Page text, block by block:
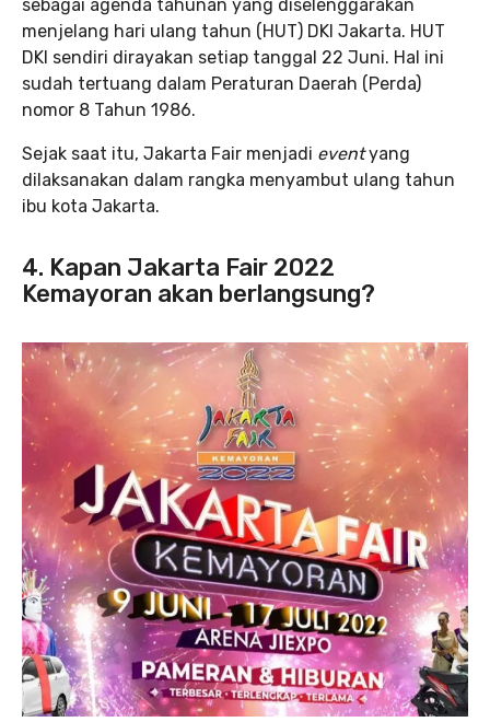
sebagai agenda tahunan yang diselenggarakan
menjelang hari ulang tahun (HUT) DKI Jakarta. HUT
DKI sendiri dirayakan setiap tanggal 22 Juni. Hal ini
sudah tertuang dalam Peraturan Daerah (Perda)
nomor 8 Tahun 1986.
Sejak saat itu, Jakarta Fair menjadi eventyang
dilaksanakan dalam rangka menyambut ulang tahun
ibu kota Jakarta.
4. Kapan Jakarta Fair 2022
Kemayoran akan berlangsung?